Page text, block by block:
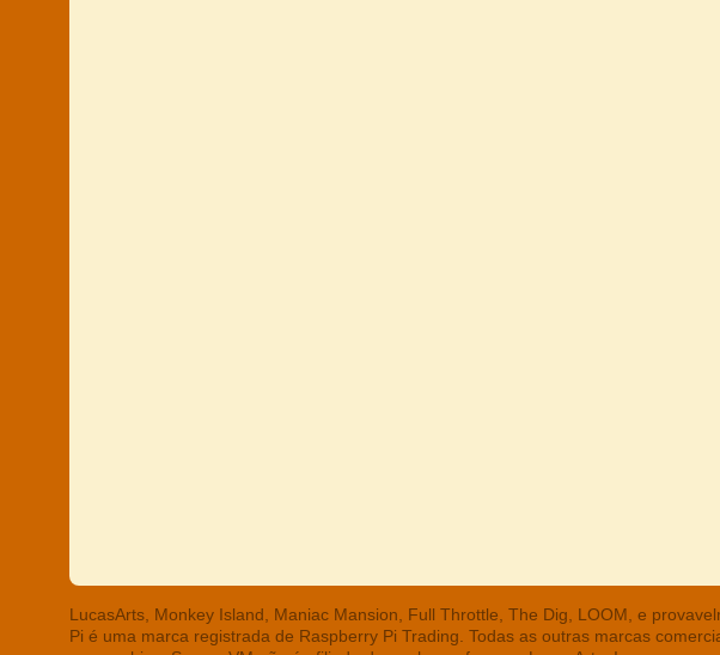
LucasArts, Monkey Island, Maniac Mansion, Full Throttle, The Dig, LOOM, e
Pi é uma marca registrada de Raspberry Pi Trading. Todas as outras marcas